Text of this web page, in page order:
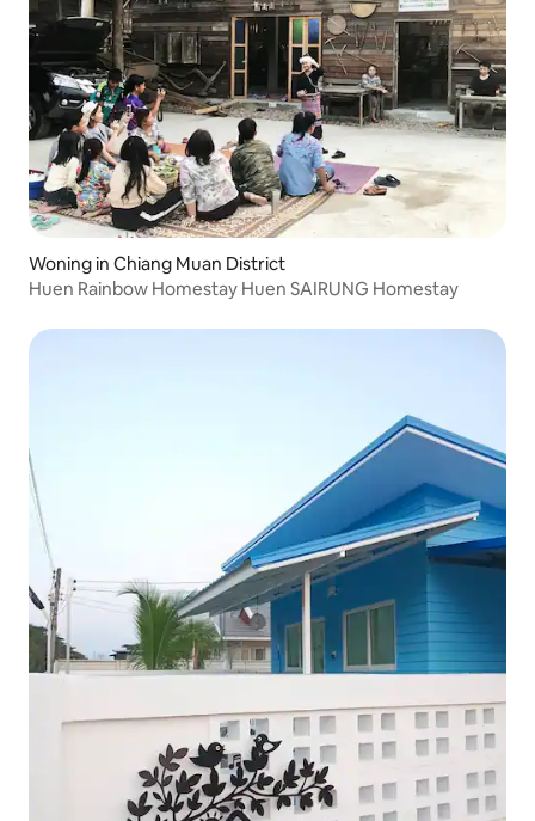
Woning in Chiang Muan District
Huen Rainbow Homestay Huen SAIRUNG Homestay